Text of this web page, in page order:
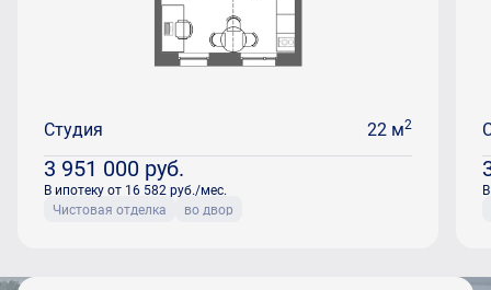
Студия 22 м2
3 951 000 руб.
В ипотеку от 16 582 руб./мес.
Чистовая отделка
во двор